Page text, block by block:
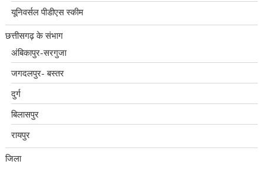
यूनिवर्सल पीडीएस स्कीम
छत्तीसगढ़ के संभाग
अंबिकापुर-सरगुजा
जगदलपुर- बस्तर
दुर्ग
बिलासपुर
रायपुर
जिला